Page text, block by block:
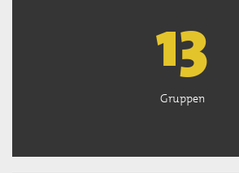
13
Gruppen